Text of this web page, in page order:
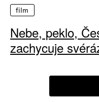
film
Nebe, peklo,
zachycuje